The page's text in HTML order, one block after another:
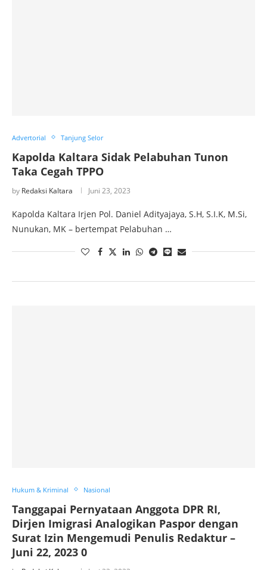
Advertorial Tanjung Selor
Kapolda Kaltara Sidak Pelabuhan Tunon
Taka Cegah TPPO
by Redaksi Kaltara Juni 23, 2023
Kapolda Kaltara Irjen Pol. Daniel Adityajaya, S.H, S.I.K, M.Si,
Nunukan, MK – bertempat Pelabuhan …
Hukum & Kriminal Nasional
Tanggapai Pernyataan Anggota DPR RI,
Dirjen Imigrasi Analogikan Paspor dengan
Surat Izin Mengemudi Penulis Redaktur –
Juni 22, 2023 0